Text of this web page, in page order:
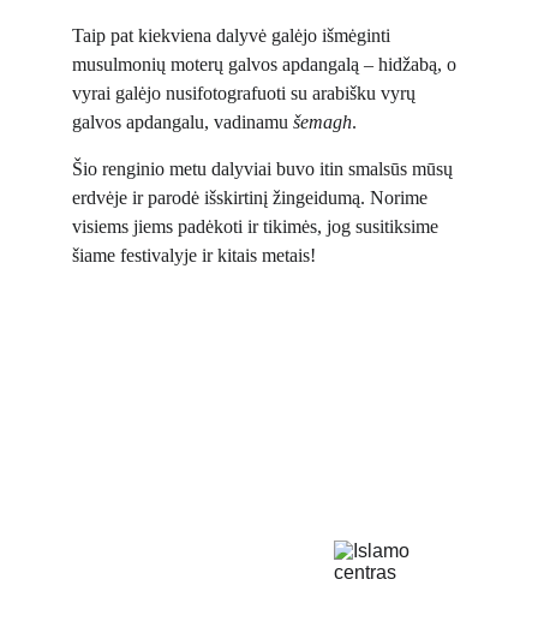
Taip pat kiekviena dalyvė galėjo išmėginti
musulmonių moterų galvos apdangalą – hidžabą, o
vyrai galėjo nusifotografuoti su arabišku vyrų
galvos apdangalu, vadinamu šemagh.
Šio renginio metu dalyviai buvo itin smalsūs mūsų
erdvėje ir parodė išskirtinį žingeidumą. Norime
visiems jiems padėkoti ir tikimės, jog susitiksime
šiame festivalyje ir kitais metais!